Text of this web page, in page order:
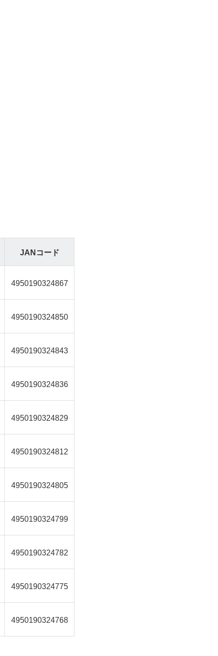
JANコード
4950190324867
4950190324850
4950190324843
4950190324836
4950190324829
4950190324812
4950190324805
4950190324799
4950190324782
4950190324775
4950190324768